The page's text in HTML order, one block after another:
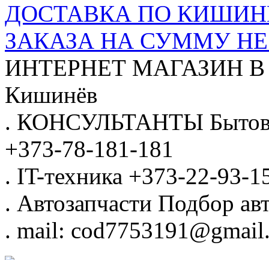
ДОСТАВКА ПО
ЗАКАЗА НА СУММУ НЕ
ИНТЕРНЕТ МАГАЗИН
Кишинёв
. КОНСУЛЬТАНТЫ
+373-78-181-181
. IT-техника +373-22-93-
. Автозапчасти Подбор
. mail: